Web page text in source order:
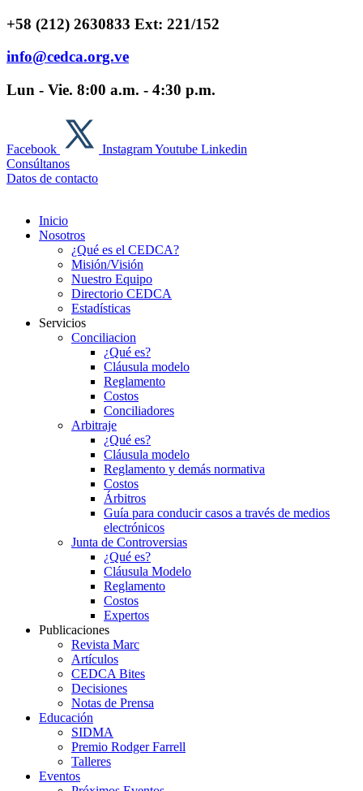
Ir al contenido
+58 (212) 2630833 Ext: 221/152
info@cedca.org.ve
Lun - Vie. 8:00 a.m. - 4:30 p.m.
Facebook InstagramYoutube Linkedin
Consúltanos
Datos de contacto
Inicio
Nosotros
¿Qué es el CEDCA?
Misión/Visión
Nuestro Equipo
Directorio CEDCA
Estadísticas
Servicios
Conciliacion
¿Qué es?
Cláusula modelo
Reglamento
Costos
Conciliadores
Arbitraje
¿Qué es?
Cláusula modelo
Reglamento y demás normativa
Costos
Árbitros
Guía para conducir casos a través de medios
electrónicos
Junta de Controversias
¿Qué es?
Cláusula Modelo
Reglamento
Costos
Expertos
Publicaciones
Revista Marc
Artículos
CEDCA Bites
Decisiones
Notas de Prensa
Educación
SIDMA
Premio Rodger Farrell
Talleres
Eventos